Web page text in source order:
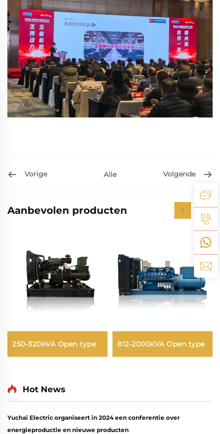
Vorige Alle Volgende
Aanbevolen producten
250-320KVA Open type 812-2000KVA Open type
Hot News
Yuchai Electric organiseert in 2024 een conferentie over
energieproductie en nieuwe producten